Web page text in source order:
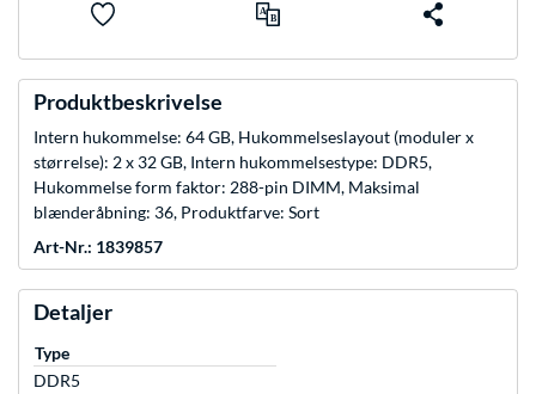
Produktbeskrivelse
Intern hukommelse: 64 GB, Hukommelseslayout (moduler x
størrelse): 2 x 32 GB, Intern hukommelsestype: DDR5,
Hukommelse form faktor: 288-pin DIMM, Maksimal
blænderåbning: 36, Produktfarve: Sort
Art-Nr.: 1839857
Detaljer
Type
DDR5